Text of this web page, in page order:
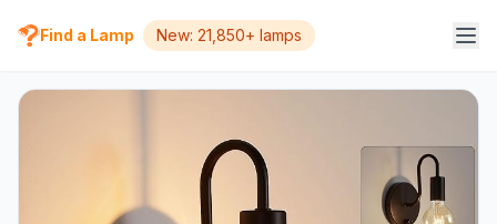
Find a Lamp New: 21,850+ lamps